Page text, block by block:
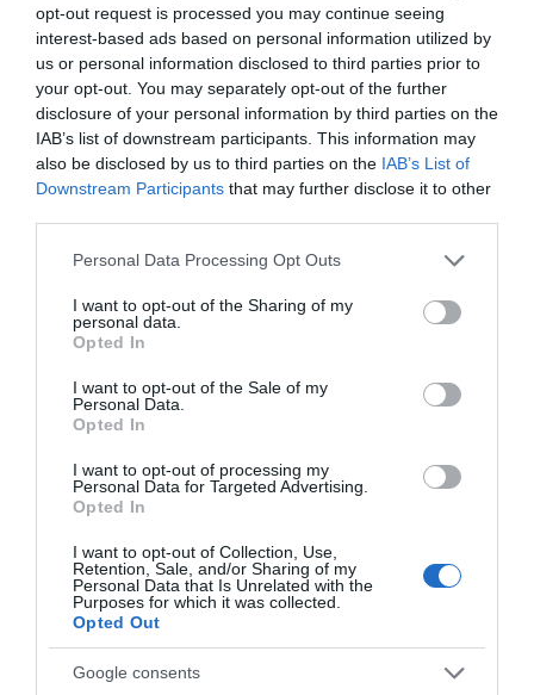
opt-out request is processed you may continue seeing
interest-based ads based on personal information utilized by
us or personal information disclosed to third parties prior to
your opt-out. You may separately opt-out of the further
disclosure of your personal information by third parties on the
IAB’s list of downstream participants. This information may
also be disclosed by us to third parties on the IAB’s List of
Downstream Participants that may further disclose it to other
Please note that this website/app uses one or more Google
not limited to your visit or usage behaviour. You may click to
grant or deny consent to Google and its third-party tags to
use your data for below specified purposes in below Google
consent section.
Personal Data Processing Opt Outs
I want to opt-out of the Sharing of my
personal data.
Opted In
I want to opt-out of the Sale of my
Personal Data.
Opted In
I want to opt-out of processing my
Personal Data for Targeted Advertising.
Opted In
I want to opt-out of Collection, Use,
Retention, Sale, and/or Sharing of my
Personal Data that Is Unrelated with the
Purposes for which it was collected.
Opted Out
Google consents
Θρήνος στην Εύβοια: Έφυγε από
τη ζωή ο 37χρονος που είχε
τροχαίο με αγριογούρουνο
06.08.2026 | 20:20
Νέο σοβαρό τροχαίο στην Εύβοια:
Τούμπαρε αυτοκίνητο
06.08.2026 | 20:00
Έσπασαν πιάτα στο κεφάλι του
06.08.2026 | 19:40
Φωτιά στη Σκύρο: Συνεχίζει να
καίει στο Νησί, συγκλονιστική
μαρτυρία – Νέες εικόνες και
06.08.2026 | 19:40
2.425.000€ στην Εύβοια – Δείτε
06.08.2026 | 19:20
Σοκαριστικό βίντεο:
Αρκούδα γκρίζλι
αρπάζει ψάρι λίγα
εκατοστά από ψαρά
Η Γη ίσως τελικά να μην
καταστραφεί από τον
Ήλιο – Τι δείχνει νέα
επιστημονική μελέτη
Θρήνος στο Χόλιγουντ:
Παστόρε της σειράς
The Sopranos
ευρώ ξεβράστηκαν σε
παραλία μπροστά